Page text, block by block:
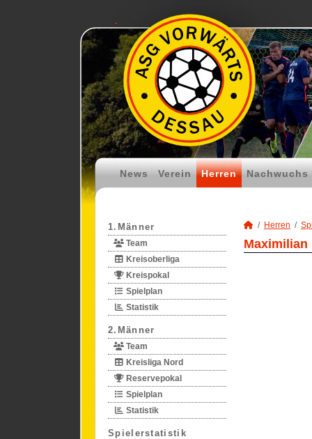
News Verein Herren Nachwuchs
1.Männer
Team
Kreisoberliga
Kreispokal
Spielplan
Statistik
2.Männer
Team
Kreisliga Nord
Reservepokal
Spielplan
Statistik
Spielerstatistik
Herren
Maximilian